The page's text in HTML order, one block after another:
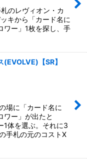
レヴィオン・カ
キから「カード名に
ワー」1枚を探し、手
【SR】
に「カード名に
ワー」が出たと
1体を選ぶ。それに3
手札の元のコストX